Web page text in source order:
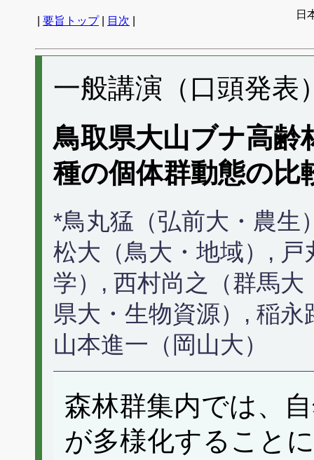
要旨トップ| 目次
日
一般講演（口頭発表
鳥取県大山ブナ高齢
種の個体群動態の比
*鳥丸猛（弘前大・農生
松大（鳥大・地域）,
学）, 西村尚之（群馬
県大・生物資源）, 稲
山本進一（岡山大）
森林群集内では、
が多様化すること